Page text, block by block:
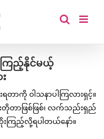
ြည့်နိုင်မယ့်
ာကို ဝါသနာပါကြလားရှင့်။
ဖြစ်ဖြစ်၊ လက်သည်းရှည်
းကြည့်လို့ရပါတယ်နော်။